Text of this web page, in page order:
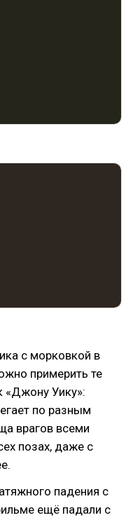
с морковкой в
примерить те
«Джону Уику»:
по разным
врагов всеми
позах, даже с
падения с
ещё падали с